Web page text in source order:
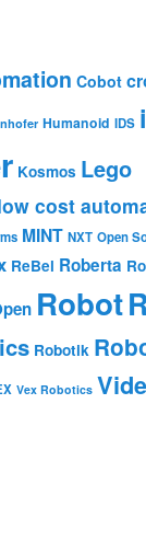
Cobot
Humanoid IDS
Kosmos Lego
cost
MINT NXT Open
ReBel Roberta
Robot
Robotik
Vex Robotics